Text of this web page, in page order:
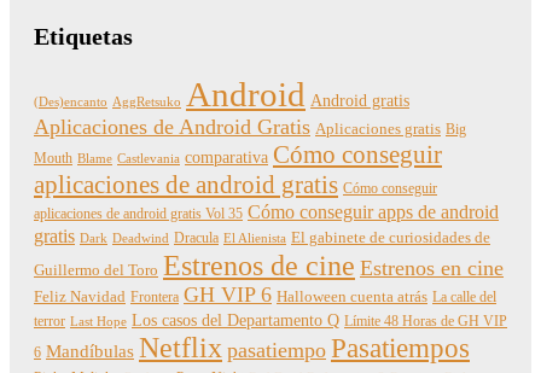
Etiquetas
(Des)encanto AggRetsuko Android Android gratis
Aplicaciones de Android Gratis Aplicaciones gratis Big
Mouth Blame Castlevania comparativa Cómo conseguir
aplicaciones de android gratis Cómo conseguir
aplicaciones de android gratis Vol 35 Cómo conseguir apps de android
gratis Dark Deadwind Dracula El Alienista El gabinete de curiosidades de
Guillermo del Toro Estrenos de cine Estrenos en cine
Feliz Navidad Frontera GH VIP 6 Halloween cuenta atrás La calle del
terror Last Hope Los casos del Departamento Q Límite 48 Horas de GH VIP
6 Mandíbulas Netflix pasatiempo Pasatiempos